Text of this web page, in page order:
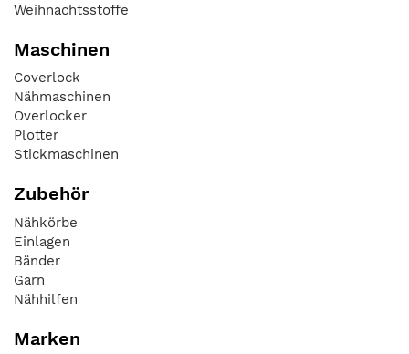
Weihnachtsstoffe
Maschinen
Coverlock
Nähmaschinen
Overlocker
Plotter
Stickmaschinen
Zubehör
Nähkörbe
Einlagen
Bänder
Garn
Nähhilfen
Marken